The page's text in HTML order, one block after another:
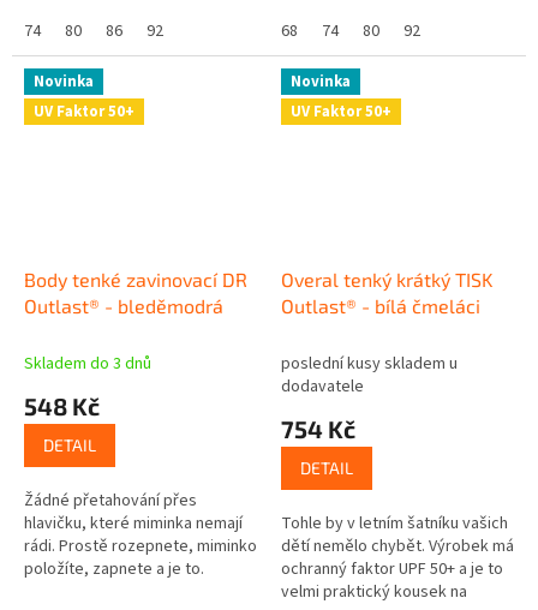
74
80 86 92
postará o termoregulaci a je
vhodný také...
68 74 80 92
Novinka
UV Faktor 50+
Body tenké zavinovací DR
Outlast® - bleděmodrá
Skladem do 3 dnů
548 Kč
DETAIL
Žádné přetahování přes
hlavičku, které miminka nemají
rádi. Prostě rozepnete, miminko
položíte, zapnete a je to.
Novinka
UV Faktor 50+
Overal tenký krátký TISK
Outlast® - bílá čmeláci
poslední kusy skladem u
dodavatele
754 Kč
DETAIL
Tohle by v letním šatníku vašich
dětí nemělo chybět. Výrobek má
ochranný faktor UPF 50+ a je to
velmi praktický kousek na